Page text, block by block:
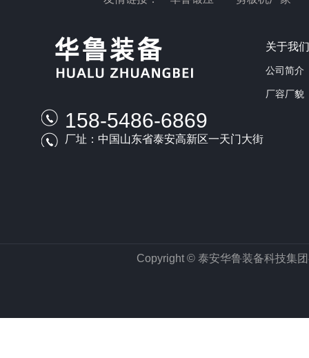
158-5486-6869
厂址：中国山东省泰安高新区一天门大街
关于我们
公司简介
厂容厂貌
Copyright © 泰安华鲁装备科技集